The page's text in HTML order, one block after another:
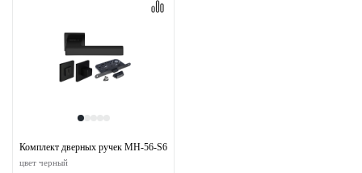
Комплект дверных ручек MH-56-S6 BL с заверткой MH-WC-S6 BL + магнитный
цвет черный